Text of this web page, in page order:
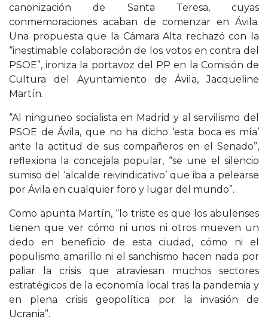
canonización de Santa Teresa, cuyas
conmemoraciones acaban de comenzar en Ávila.
Una propuesta que la Cámara Alta rechazó con la
“inestimable colaboración de los votos en contra del
PSOE”, ironiza la portavoz del PP en la Comisión de
Cultura del Ayuntamiento de Ávila, Jacqueline
Martín.
“Al ninguneo socialista en Madrid y al servilismo del
PSOE de Ávila, que no ha dicho ‘esta boca es mía’
ante la actitud de sus compañeros en el Senado”,
reflexiona la concejala popular, “se une el silencio
sumiso del ‘alcalde reivindicativo’ que iba a pelearse
por Ávila en cualquier foro y lugar del mundo”.
Como apunta Martín, “lo triste es que los abulenses
tienen que ver cómo ni unos ni otros mueven un
dedo en beneficio de esta ciudad, cómo ni el
populismo amarillo ni el sanchismo hacen nada por
paliar la crisis que atraviesan muchos sectores
estratégicos de la economía local tras la pandemia y
en plena crisis geopolítica por la invasión de
Ucrania”.